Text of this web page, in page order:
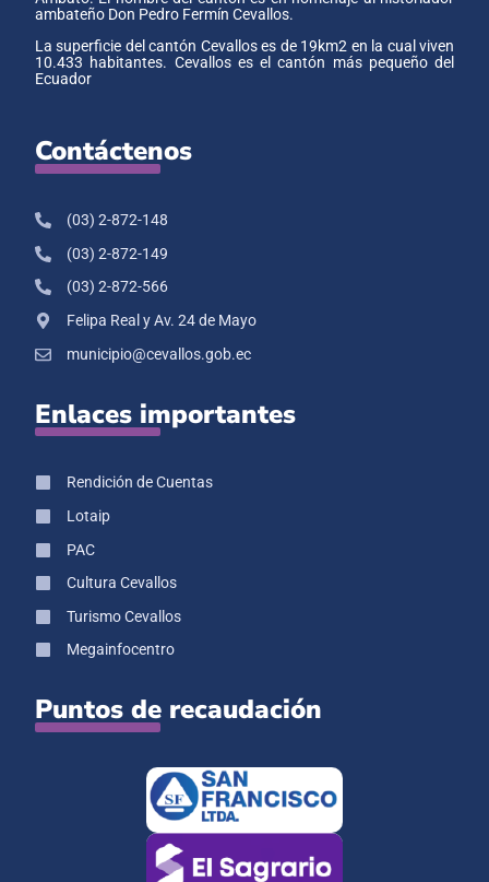
ambateño Don Pedro Fermín Cevallos.
La superficie del cantón Cevallos es de 19km2 en la cual viven
10.433 habitantes. Cevallos es el cantón más pequeño del
Ecuador
Contáctenos
(03) 2-872-148
(03) 2-872-149
(03) 2-872-566
Felipa Real y Av. 24 de Mayo
municipio@cevallos.gob.ec
Enlaces importantes
Rendición de Cuentas
Lotaip
PAC
Cultura Cevallos
Turismo Cevallos
Megainfocentro
Puntos de recaudación